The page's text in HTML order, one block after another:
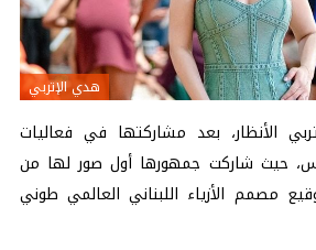
هدي الإتربي
الأنظار، بعد مشاركتها في فعاليات
حيث شاركت جمهورها أول صور لها من
مصمم الأزياء اللبناني العالمي طوني